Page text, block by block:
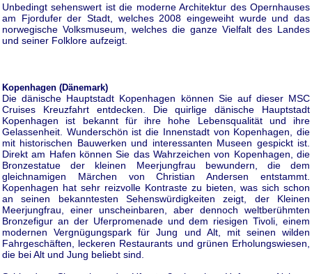
Unbedingt sehenswert ist die moderne Architektur des Opernhauses
am Fjordufer der Stadt, welches 2008 eingeweiht wurde und das
norwegische Volksmuseum, welches die ganze Vielfalt des Landes
und seiner Folklore aufzeigt.
Kopenhagen (Dänemark)
Die dänische Hauptstadt Kopenhagen können Sie auf dieser MSC
Cruises Kreuzfahrt entdecken. Die quirlige dänische Hauptstadt
Kopenhagen ist bekannt für ihre hohe Lebensqualität und ihre
Gelassenheit. Wunderschön ist die Innenstadt von Kopenhagen, die
mit historischen Bauwerken und interessanten Museen gespickt ist.
Direkt am Hafen können Sie das Wahrzeichen von Kopenhagen, die
Bronzestatue der kleinen Meerjungfrau bewundern, die dem
gleichnamigen Märchen von Christian Andersen entstammt.
Kopenhagen hat sehr reizvolle Kontraste zu bieten, was sich schon
an seinen bekanntesten Sehenswürdigkeiten zeigt, der Kleinen
Meerjungfrau, einer unscheinbaren, aber dennoch weltberühmten
Bronzefigur an der Uferpromenade und dem riesigen Tivoli, einem
modernen Vergnügungspark für Jung und Alt, mit seinen wilden
Fahrgeschäften, leckeren Restaurants und grünen Erholungswiesen,
die bei Alt und Jung beliebt sind.